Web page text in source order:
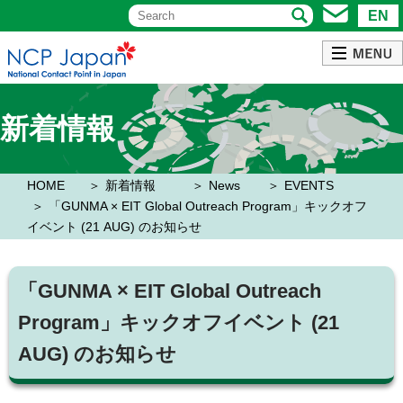
EN
新着情報
HOME 新着情報 News
EVENTS
「GUNMA × EIT Global Outreach Program」キックオフ
イベント (21 AUG) のお知らせ
「GUNMA × EIT Global Outreach
Program」キックオフイベント (21
AUG) のお知らせ